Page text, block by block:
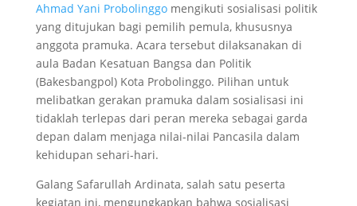
Ahmad Yani Probolinggomengikuti sosialisasi politik
yang ditujukan bagi pemilih pemula, khususnya
anggota pramuka. Acara tersebut dilaksanakan di
aula Badan Kesatuan Bangsa dan Politik
(Bakesbangpol) Kota Probolinggo. Pilihan untuk
melibatkan gerakan pramuka dalam sosialisasi ini
tidaklah terlepas dari peran mereka sebagai garda
depan dalam menjaga nilai-nilai Pancasila dalam
kehidupan sehari-hari.
Galang Safarullah Ardinata, salah satu peserta
kegiatan ini, mengungkapkan bahwa sosialisasi